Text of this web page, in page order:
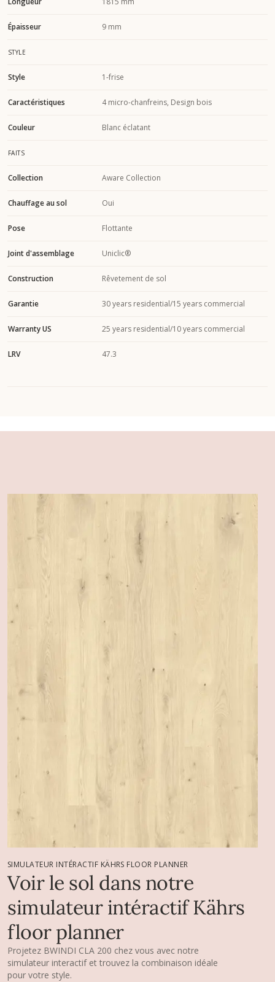
Épaisseur 9 mm
STYLE
Style 1-frise
Caractéristiques 4 micro-chanfreins, Design bois
Couleur Blanc éclatant
FAITS
Collection Aware Collection
Chauffage au sol Oui
Pose Flottante
Joint d'assemblage Uniclic®
Construction Rêvetement de sol
Garantie 30 years residential/15 years commercial
Warranty US 25 years residential/10 years commercial
LRV 47.3
SIMULATEUR INTÉRACTIF KÄHRS FLOOR PLANNER
Voir le sol dans notre
simulateur intéractif Kährs
floor planner
Projetez BWINDI CLA 200 chez vous avec notre
simulateur interactif et trouvez la combinaison idéale
pour votre style.